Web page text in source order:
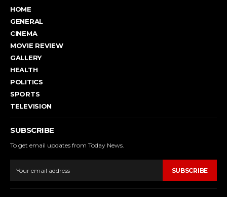
HOME
GENERAL
CINEMA
MOVIE REVIEW
GALLERY
HEALTH
POLITICS
SPORTS
TELEVISION
SUBSCRIBE
To get email updates from Today News.
SUBSCRIBE